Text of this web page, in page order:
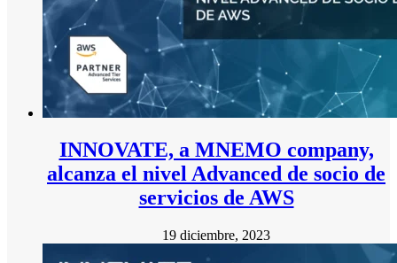
INNOVATE, a MNEMO company,
alcanza el nivel Advanced de socio de
servicios de AWS
19 diciembre, 2023